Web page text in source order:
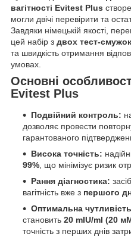
вагітності Evitest Plus
могли двічі перевірити та
Завдяки німецькій якості,
цей набір з двох тест-смужок
та швидкість отримання
умовах.
Основні
Evitest Plus
Подвійний контроль:
дозволяє провести
гарантованого
Висока точність:
99% , що мінімізує ризик
Рання діагностика:
вагітність вже з першого
Оптимальна
становить 20 mIU/ml (20
точність з перших днів